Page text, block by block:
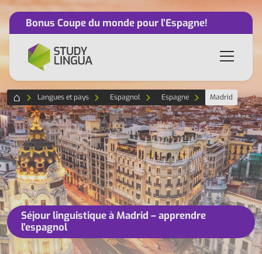
Bonus Coupe du monde pour l’Espagne!
Langues et pays Espagnol Espagne Madrid
Séjour linguistique à Madrid – apprendre
l’espagnol